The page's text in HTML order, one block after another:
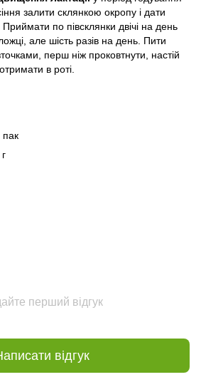
залити склянкою окропу і дати
по півсклянки двічі на день
але шість разів на день. Пити
перш ніж проковтнути, настій
в роті.
перший відгук
відгук